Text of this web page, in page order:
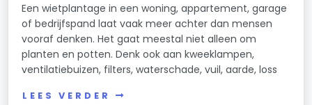
Een wietplantage in een woning, appartement, garage
of bedrijfspand laat vaak meer achter dan mensen
vooraf denken. Het gaat meestal niet alleen om
planten en potten. Denk ook aan kweeklampen,
ventilatiebuizen, filters, waterschade, vuil, aarde, loss
LEES VERDER